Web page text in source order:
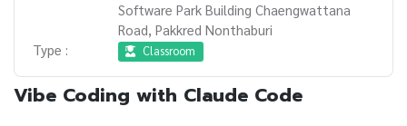
Software Park Building Chaengwattana
Road, Pakkred Nonthaburi
Type :
Classroom
Vibe Coding with Claude Code